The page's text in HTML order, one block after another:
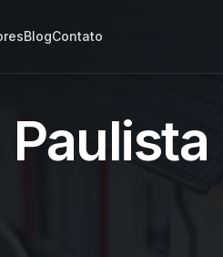
BlogContato